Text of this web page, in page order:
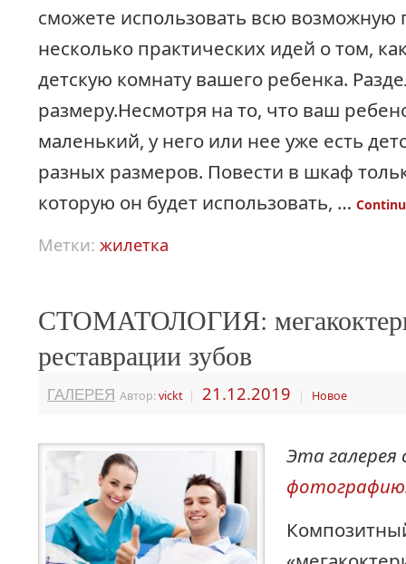
сможете использовать всю
несколько практических идей о том,
детскую комнату вашего ребенка.
размеру.Несмотря на то, что ваш
маленький, у него или нее уже есть
разных размеров. Повести в шкаф
которую он будет использовать, …
Метки: жилетка
СТОМАТОЛОГИЯ:
реставрации зубов
ГАЛЕРЕЯ Автор:vickt | 21.12.2019 | Новое
Эта
фотографию